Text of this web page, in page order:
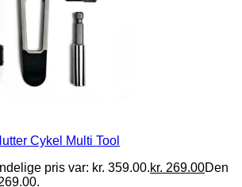
Cykel Multi Tool
pris var: kr. 359.00.kr. 269.00Den